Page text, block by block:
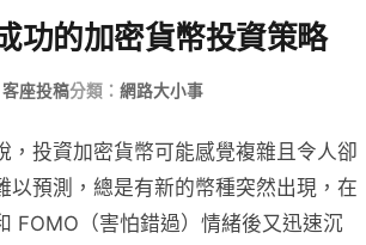
功的加密貨幣投資策略
客座投稿分類： 網路大小事
，投資加密貨幣可能感覺複雜且令人卻
以預測，總是有新的幣種突然出現，在
FOMO（害怕錯過）情緒後又迅速沉